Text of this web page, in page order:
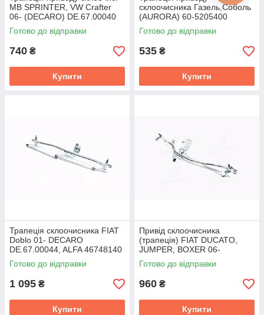
MB SPRINTER, VW Crafter
06- (DECARO) DE.67.00040
Готово до відправки
740 ₴
Купити
склоочисника Газель,Соболь
(AURORA) 60-5205400
Готово до відправки
535 ₴
Купити
Трапеція склоочисника FIAT
Doblo 01- DECARO
DE.67.00044, ALFA 46748140
Готово до відправки
1 095 ₴
Купити
Привід склоочисника
(трапеція) FIAT DUCATO,
JUMPER, BOXER 06-
(DECARO) DE.67.00045
Готово до відправки
960 ₴
Купити